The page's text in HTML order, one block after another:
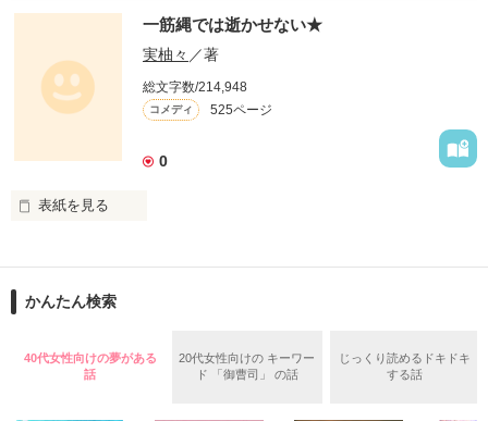
「ねぇねぇ〜、藤く〜ん！」
「っうるさい！俺の近くに寄ってくんな」
どんなに冷たくされても
３０歳女公爵。
すっかり婚期を逃したものの
「女に公爵が務まるものか」
「行き遅れのばばぁだが結婚してやってもいい」
と、ろくでもない縁談は後を絶たない。
結婚して世継ぎを産むことを考えるのはやめました。
養子を迎えれば、問題ないですよね？
一筋縄では逝かせない★
実柚々 ／著
総文字数/214,948
コメディ 525ページ
0
表紙を見る
たった
かんたん検索
40代女性向けの夢がある
話
20代女性向けの キーワー
ド 「御曹司」 の話
じっくり読めるドキドキ
する話